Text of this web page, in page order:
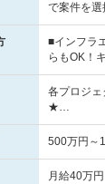
で案件を選
■インフラ
らもOK！
各プロジ
★…
500万円～
月給40万